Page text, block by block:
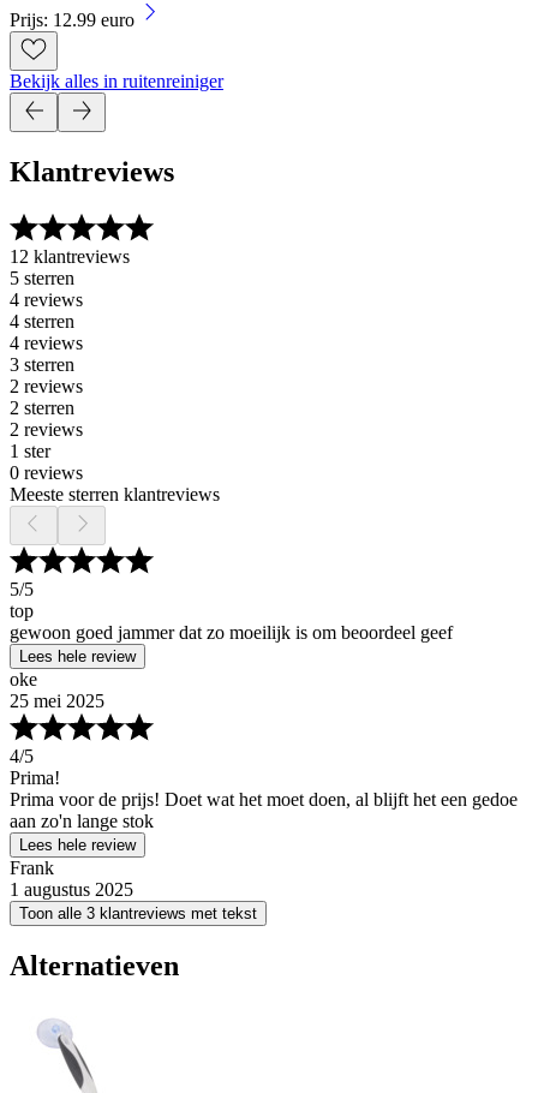
Prijs: 12.99 euro
Bekijk alles in ruitenreiniger
Klantreviews
12 klantreviews
5 sterren
4 reviews
4 sterren
4 reviews
3 sterren
2 reviews
2 sterren
2 reviews
1 ster
0 reviews
Meeste sterren klantreviews
5/5
top
gewoon goed jammer dat zo moeilijk is om beoordeel geef
Lees hele review
oke
25 mei 2025
4/5
Prima!
Prima voor de prijs! Doet wat het moet doen, al blijft het een gedoe
aan zo'n lange stok
Lees hele review
Frank
1 augustus 2025
Toon alle 3 klantreviews met tekst
Alternatieven